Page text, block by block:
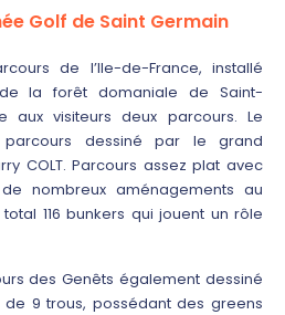
Golf de Saint Germain
de l’Ile-de-France, installé
la forêt domaniale de Saint-
aux visiteurs deux parcours. Le
dessiné par le grand
COLT. Parcours assez plat avec
nombreux aménagements au
116 bunkers qui jouent un rôle
des Genêts également dessiné
9 trous, possédant des greens